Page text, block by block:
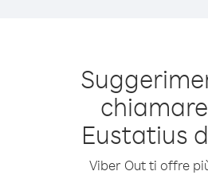
Eustatius
Viber Out ti offre